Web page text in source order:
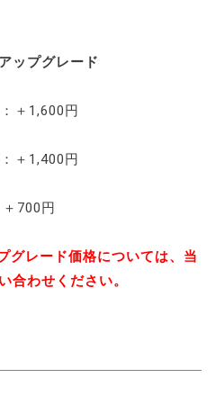
ップグレード
＋1,600円
＋1,400円
700円
グレード価格については、当
合わせください。